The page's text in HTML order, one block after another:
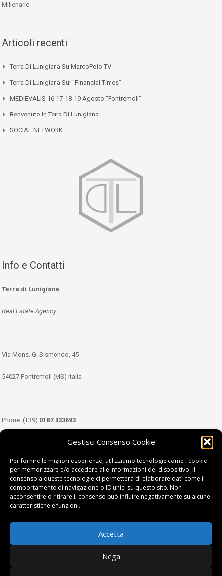
Gestisci Consenso Cookie
Per fornire le migliori esperienze, utilizziamo tecnologie come i cookie
per memorizzare e/o accedere alle informazioni del dispositivo. Il
consenso a queste tecnologie ci permetterà di elaborare dati come il
comportamento di navigazione o ID unici su questo sito. Non
acconsentire o ritirare il consenso può influire negativamente su alcune
caratteristiche e funzioni.
Accetta
Nega
Millenarie.
Articoli recenti
Terra Di Lunigiana Su MarcoPolo TV
Terra Di Lunigiana Sul “Financial Times”
MEDIEVALIS 16-17-18-19 Agosto “Pontremoli”
Benvenuto In Terra Di Lunigiana
SOCIAL NETWORK
Info e Contatti
Terra di Lunigiana
Real Estate Agency
Via Mons. G. Sismondo, 45
54027 Pontremoli (MS) Italia
Phone: (+39) 0187.833693
349.3489333
Email:info@tdl.it
Terra di Lunigiana © di Filippi William - P.Iva 01374450458